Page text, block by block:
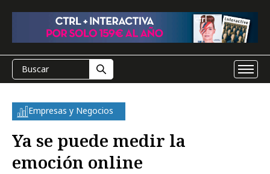
Empresas y Negocios
Ya se puede medir la
emoción online